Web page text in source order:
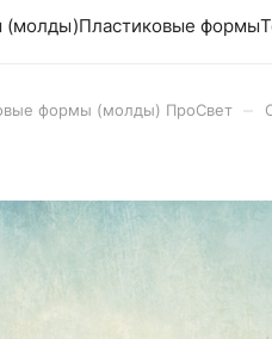
(молды)Пластиковые формы
формы (молды) ПроСвет